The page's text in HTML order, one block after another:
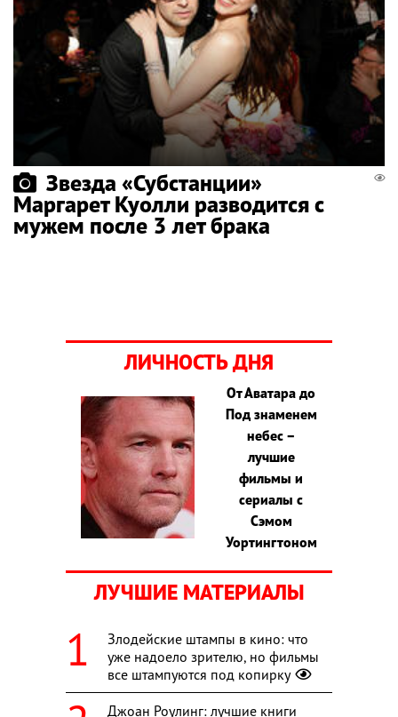
Звезда «Субстанции»
Маргарет Куолли разводится с
мужем после 3 лет брака
ЛИЧНОСТЬ ДНЯ
От Аватара до
Под знаменем
небес –
лучшие
фильмы и
сериалы с
Сэмом
Уортингтоном
ЛУЧШИЕ МАТЕРИАЛЫ
Злодейские штампы в кино: что
уже надоело зрителю, но фильмы
все штампуются под копирку
Джоан Роулинг: лучшие книги